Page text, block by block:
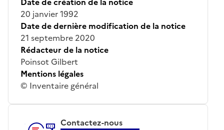
20 janvier 1992
Date de dernière modification de la notice
21 septembre 2020
Rédacteur de la notice
Poinsot Gilbert
Mentions légales
© Inventaire général
Contactez-nous